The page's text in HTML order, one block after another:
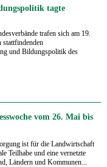
tagte
trafen sich am 19.
und Bildungspolitik des
vom 26. Mai bis
ist für die Landwirtschaft
Teilhabe und eine vernetzte
Ländern und Kommunen...